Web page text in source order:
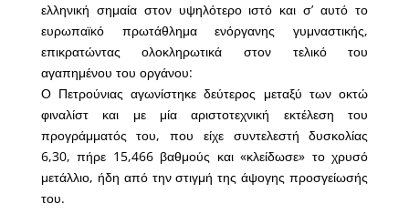
ελληνική σημαία στον υψηλότερο ιστό και σ’ αυτό το
ευρωπαϊκό πρωτάθλημα ενόργανης γυμναστικής,
επικρατώντας ολοκληρωτικά στον τελικό του
αγαπημένου του οργάνου:
Ο Πετρούνιας αγωνίστηκε δεύτερος μεταξύ των οκτώ
φιναλίστ και με μία αριστοτεχνική εκτέλεση του
προγράμματός του, που είχε συντελεστή δυσκολίας
6,30, πήρε 15,466 βαθμούς και «κλείδωσε» το χρυσό
μετάλλιο, ήδη από την στιγμή της άψογης προσγείωσής
του.